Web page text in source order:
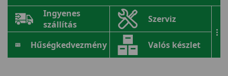
Ingyenes
szállítás
Szerviz
Hűségkedvezmény Valós készlet
...